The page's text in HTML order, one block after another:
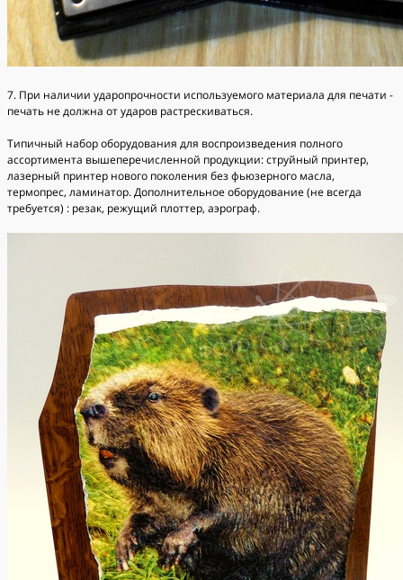
7. При наличии ударопрочности используемого материала для печати -
печать не должна от ударов растрескиваться.
Типичный набор оборудования для воспроизведения полного
ассортимента вышеперечисленной продукции: струйный принтер,
лазерный принтер нового поколения без фьюзерного масла,
термопрес, ламинатор. Дополнительное оборудование (не всегда
требуется) : резак, режущий плоттер, аэрограф.